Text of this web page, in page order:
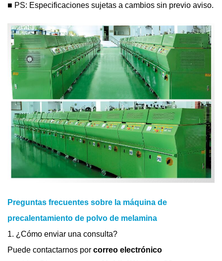
■ PS: Especificaciones sujetas a cambios sin previo aviso.
Preguntas frecuentes sobre la máquina de
precalentamiento de polvo de melamina
1. ¿Cómo enviar una consulta?
Puede contactarnos por correo electrónico